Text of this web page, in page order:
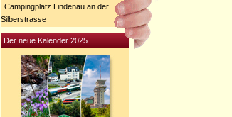
Campingplatz Lindenau an der
Silberstrasse
Der neue Kalender 2025